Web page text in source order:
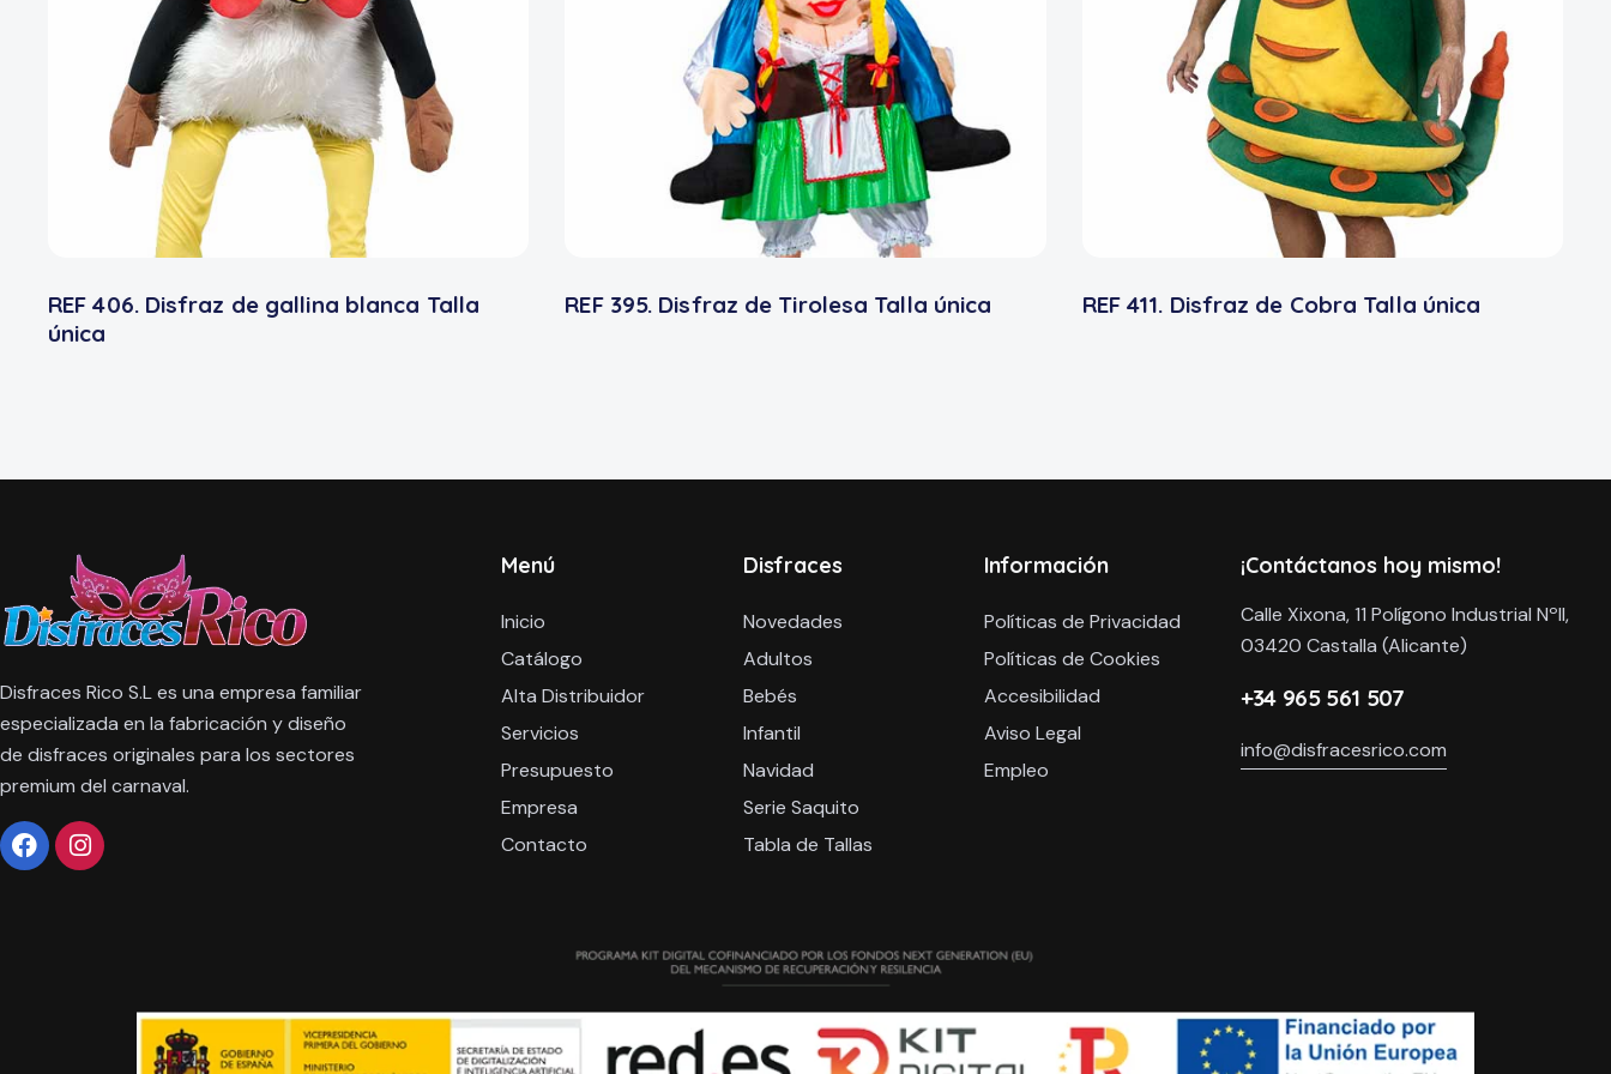
REF 406. Disfraz de gallina blanca Talla
única
REF 395. Disfraz de Tirolesa Talla única REF 411. Disfraz de Cobra Talla única
Disfraces Rico S.L es una empresa familiar
especializada en la fabricación y diseño
de disfraces originales para los sectores
premium del carnaval.
Menú
Inicio
Catálogo
Alta Distribuidor
Servicios
Presupuesto
Empresa
Contacto
Disfraces
Novedades
Adultos
Bebés
Infantil
Navidad
Serie Saquito
Tabla de Tallas
Información
Políticas de Privacidad
Políticas de Cookies
Accesibilidad
Aviso Legal
Empleo
¡Contáctanos hoy mismo!
Calle Xixona, 11 Polígono Industrial NºII,
03420 Castalla (Alicante)
+34 965 561 507
info@disfracesrico.com